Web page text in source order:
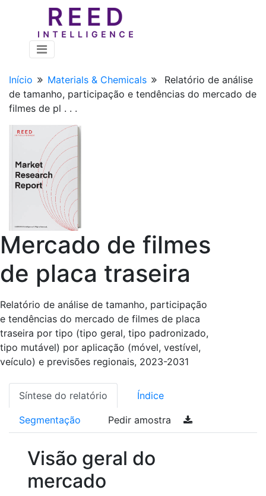
Início Materials & Chemicals
Relatório de análise
de tamanho, participação e tendências do mercado de
filmes de pl . . .
Mercado de filmes
de placa traseira
Relatório de análise de tamanho, participação
e tendências do mercado de filmes de placa
traseira por tipo (tipo geral, tipo padronizado,
tipo mutável) por aplicação (móvel, vestível,
veículo) e previsões regionais, 2023-2031
Síntese do relatório Índice
Segmentação Pedir amostra
Visão geral do
mercado